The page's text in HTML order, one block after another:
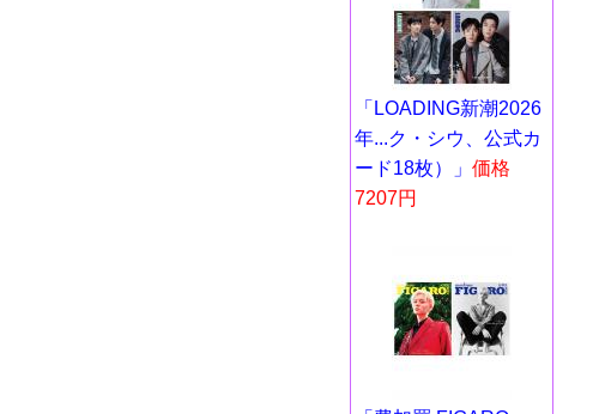
「LOADING新潮2026
年...ク・シウ、公式カ
ード18枚）」 価格
7207円